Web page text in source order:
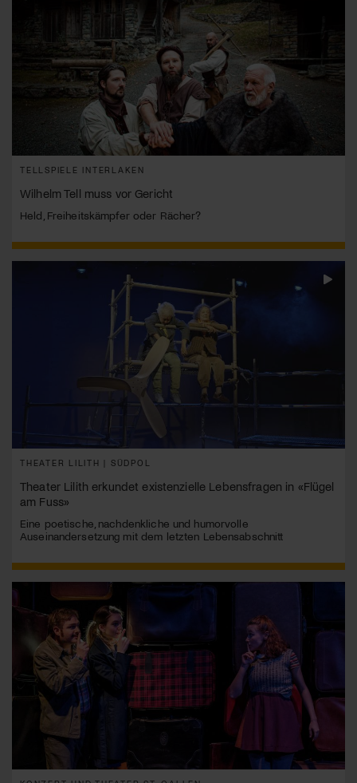
TELLSPIELE INTERLAKEN
Wilhelm Tell muss vor Gericht
Held, Freiheitskämpfer oder Rächer?
THEATER LILITH | SÜDPOL
Theater Lilith erkundet existenzielle Lebensfragen in «Flügel
am Fuss»
Eine poetische, nachdenkliche und humorvolle
Auseinandersetzung mit dem letzten Lebensabschnitt